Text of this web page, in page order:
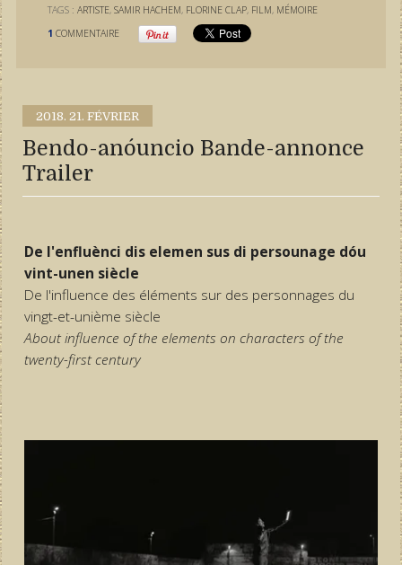
TAGS :ARTISTE,SAMIR HACHEM, FLORINE CLAP, FILM, MÉMOIRE
1 COMMENTAIRE
2018. 21. FÉVRIER
Bendo-anóuncio Bande-annonce
Trailer
De l'enfluènci dis elemen sus di persounage dóu
vint-unen siècle
De l'influence des éléments sur des personnages du
vingt-et-unième siècle
About influence of the elements on characters of the
twenty-first century